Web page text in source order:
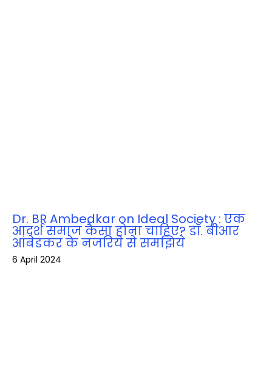
Dr. BR Ambedkar on Ideal Society : एक
आदर्श समाज कैसा होना चाहिए? डॉ. बीआर
आंबेडकर के नजरिये से समझिये
6 April 2024